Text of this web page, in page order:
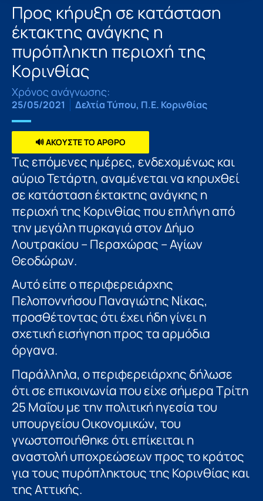
Προς κήρυξη σε κατάσταση
έκτακτης ανάγκης η
πυρόπληκτη περιοχή της
Κορινθίας
Χρόνος ανάγνωσης:
25/05/2021 Δελτία Τύπου, Π.Ε. Κορινθίας
🔊 ΑΚΟΥΣΤΕ ΤΟ ΑΡΘΡΟ
Τις επόμενες ημέρες, ενδεχομένως και
αύριο Τετάρτη, αναμένεται να κηρυχθεί
σε κατάσταση έκτακτης ανάγκης η
περιοχή της Κορινθίας που επλήγη από
την μεγάλη πυρκαγιά στον Δήμο
Λουτρακίου – Περαχώρας – Αγίων
Θεοδώρων.
Αυτό είπε ο περιφερειάρχης
Πελοποννήσου Παναγιώτης Νίκας,
προσθέτοντας ότι έχει ήδη γίνει η
σχετική εισήγηση προς τα αρμόδια
όργανα.
Παράλληλα, ο περιφερειάρχης δήλωσε
ότι σε επικοινωνία που είχε σήμερα Τρίτη
25 Μαΐου με την πολιτική ηγεσία του
υπουργείου Οικονομικών, του
γνωστοποιήθηκε ότι επίκειται η
αναστολή υποχρεώσεων προς το κράτος
για τους πυρόπληκτους της Κορινθίας και
της Αττικής.